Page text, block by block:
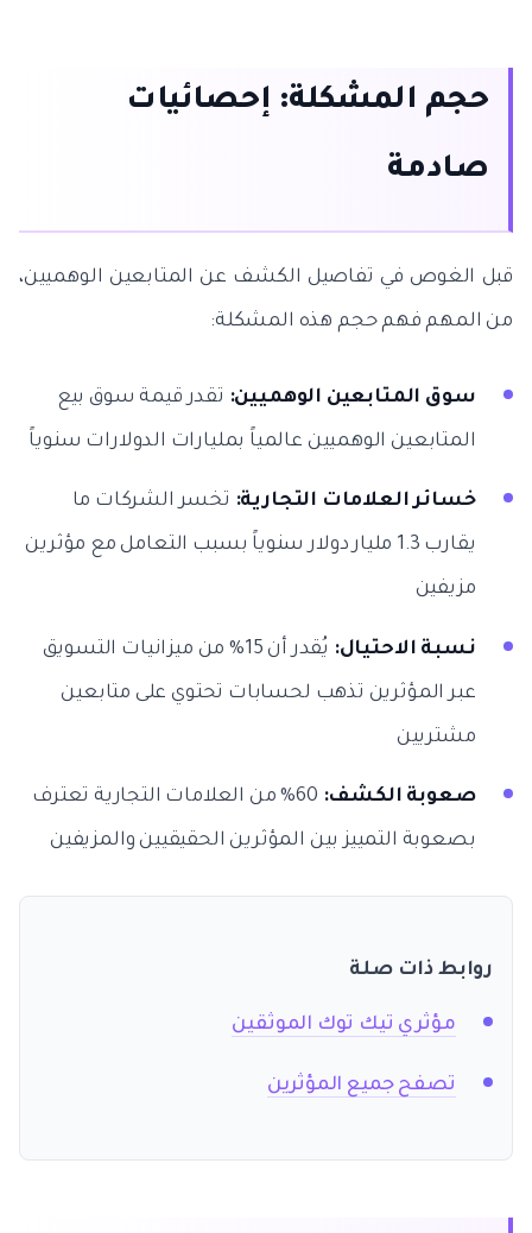
حجم المشكلة: إحصائيات
صادمة
قبل الغوص في تفاصيل الكشف عن المتابعين الوهميين،
من المهم فهم حجم هذه المشكلة:
سوق المتابعين الوهميين: تقدر قيمة سوق بيع
المتابعين الوهميين عالمياً بمليارات الدولارات سنوياً
خسائر العلامات التجارية: تخسر الشركات ما
يقارب 1.3 مليار دولار سنوياً بسبب التعامل مع مؤثرين
مزيفين
نسبة الاحتيال: يُقدر أن 15% من ميزانيات التسويق
عبر المؤثرين تذهب لحسابات تحتوي على متابعين
مشتريين
صعوبة الكشف: 60% من العلامات التجارية تعترف
بصعوبة التمييز بين المؤثرين الحقيقيين والمزيفين
روابط ذات صلة
مؤثري تيك توك الموثقين
تصفح جميع المؤثرين